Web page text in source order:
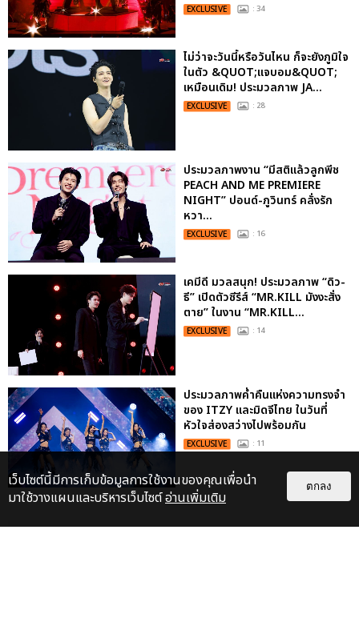
EXCLUSIVE : 34
ไม่ว่าจะวันนี้หรือวันไหน ก็จะยังภูมิใจ
ในตัว &QUOT;แจบอม&QUOT;
เหมือนเดิม! ประมวลภาพ JA...
EXCLUSIVE : 28
ประมวลภาพงาน “มีสติแล้วลูกพีช
PEACH AND ME PREMIERE
NIGHT” ปอนด์-ภูวินทร์ คลั่งรัก
หวา...
EXCLUSIVE : 16
เคมีดี มวลสนุก! ประมวลภาพ “ดิว-
ธี” เปิดตัวซีรีส์ “MR.KILL มังงะสั่ง
ตาย” ในงาน “MR.KILL...
EXCLUSIVE : 14
ประมวลภาพค่ำคืนแห่งความทรงจำ
ของ ITZY และมิดจีไทย ในวันที่
หัวใจส่องสว่างไปพร้อมกัน
EXCLUSIVE : 11
เว็บไซต์นี้มีการเก็บข้อมูลการใช้งานของคุณเพื่อนำ
มาใช้วางแผนและบริหารเว็บไซต์อ่านเพิ่มเติม
ตกลง